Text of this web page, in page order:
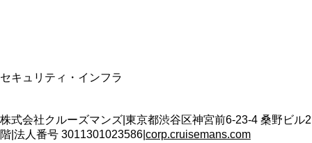
セキュリティ・インフラ
株式会社クルーズマンズ 東京都渋谷区神宮前6-23-4 桑野ビル2
階 法人番号 3011301023586 corp.cruisemans.com